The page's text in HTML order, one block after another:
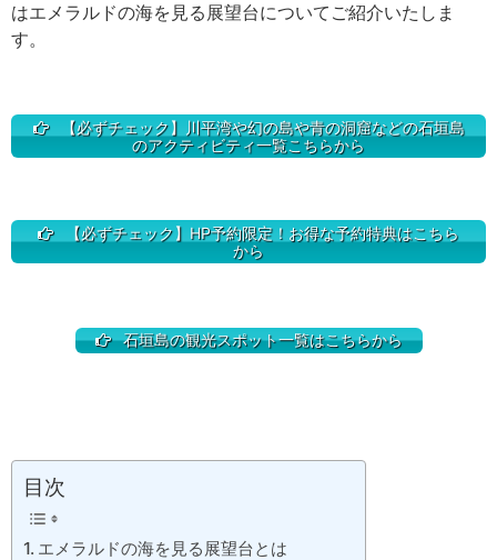
はエメラルドの海を見る展望台についてご紹介いたしま
す。
【必ずチェック】川平湾や幻の島や青の洞窟などの石垣島
のアクティビティ一覧こちらから
【必ずチェック】HP予約限定！お得な予約特典はこちら
から
石垣島の観光スポット一覧はこちらから
目次
エメラルドの海を見る展望台とは